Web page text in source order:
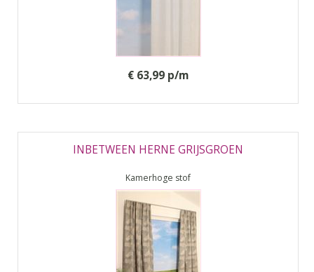
€ 63,99 p/m
INBETWEEN HERNE GRIJSGROEN
Kamerhoge stof